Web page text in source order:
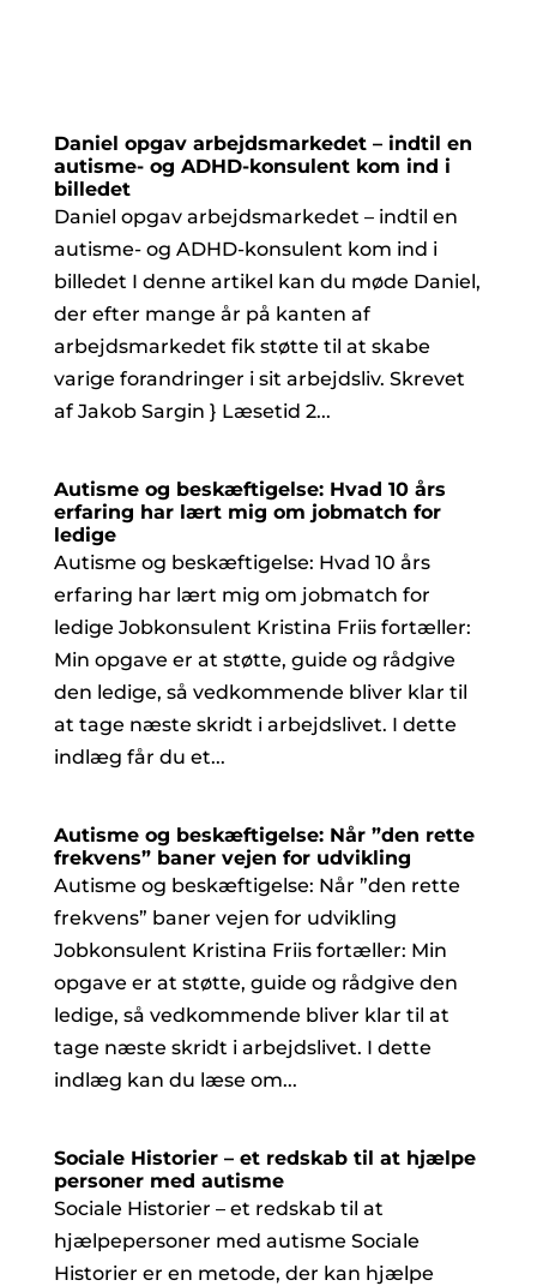
Daniel opgav arbejdsmarkedet – indtil en
autisme- og ADHD-konsulent kom ind i
billedet
Daniel opgav arbejdsmarkedet – indtil en
autisme- og ADHD-konsulent kom ind i
billedet I denne artikel kan du møde Daniel,
der efter mange år på kanten af
arbejdsmarkedet fik støtte til at skabe
varige forandringer i sit arbejdsliv. Skrevet
af Jakob Sargin } Læsetid 2...
Autisme og beskæftigelse: Hvad 10 års
erfaring har lært mig om jobmatch for
ledige
Autisme og beskæftigelse: Hvad 10 års
erfaring har lært mig om jobmatch for
ledige Jobkonsulent Kristina Friis fortæller:
Min opgave er at støtte, guide og rådgive
den ledige, så vedkommende bliver klar til
at tage næste skridt i arbejdslivet. I dette
indlæg får du et...
Autisme og beskæftigelse: Når ”den rette
frekvens” baner vejen for udvikling
Autisme og beskæftigelse: Når ”den rette
frekvens” baner vejen for udvikling
Jobkonsulent Kristina Friis fortæller: Min
opgave er at støtte, guide og rådgive den
ledige, så vedkommende bliver klar til at
tage næste skridt i arbejdslivet. I dette
indlæg kan du læse om...
Sociale Historier – et redskab til at hjælpe
personer med autisme
Sociale Historier – et redskab til at
hjælpepersoner med autisme Sociale
Historier er en metode, der kan hjælpe